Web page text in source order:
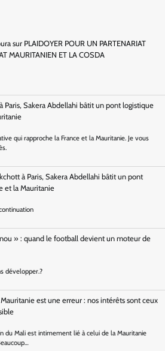
sur PLAIDOYER POUR UN PARTENARIAT
MAURITANIEN ET LA COSDA
Paris, Sakera Abdellahi bâtit un pont logistique
qui rapproche la France et la Mauritanie. Je vous
à Paris, Sakera Abdellahi bâtit un pont
et la Mauritanie
» : quand le football devient un moteur de
développer.?
est une erreur : nos intérêts sont ceux
du Mali est intimement lié à celui de la Mauritanie